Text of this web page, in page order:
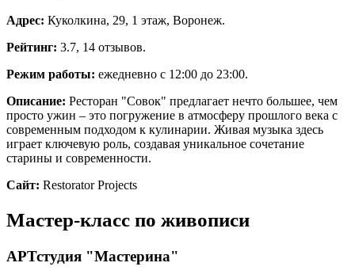
Адрес: Куколкина, 29, 1 этаж, Воронеж.
Рейтинг: 3.7, 14 отзывов.
Режим работы: ежедневно с 12:00 до 23:00.
Описание: Ресторан "Совок" предлагает нечто большее, чем
просто ужин – это погружение в атмосферу прошлого века с
современным подходом к кулинарии. Живая музыка здесь
играет ключевую роль, создавая уникальное сочетание
старины и современности.
Сайт: Restorator Projects
Мастер-класс по живописи
АРТстудия "Мастерина"